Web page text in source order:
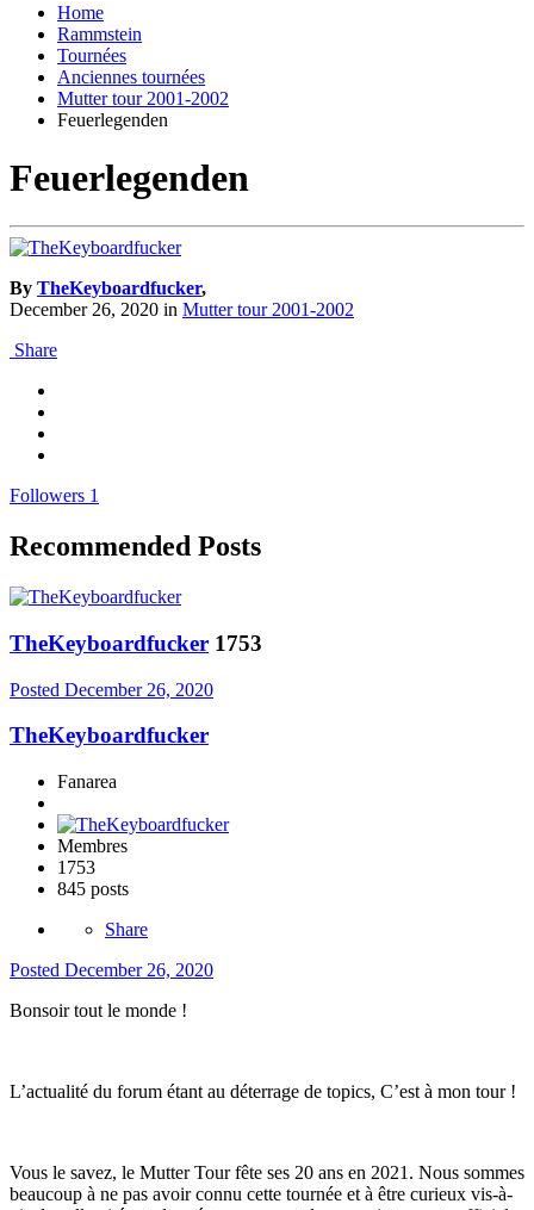
Home
Rammstein
Tournées
Anciennes tournées
Mutter tour 2001-2002
Feuerlegenden
Feuerlegenden
By TheKeyboardfucker,
December 26, 2020 in Mutter tour 2001-2002
Share
Followers 1
Recommended Posts
TheKeyboardfucker 1753
Posted December 26, 2020
TheKeyboardfucker
Fanarea
Membres
1753
845 posts
Share
Posted December 26, 2020
Bonsoir tout le monde !
L’actualité du forum étant au déterrage de topics, C’est à mon tour !
Vous le savez, le Mutter Tour fête ses 20 ans en 2021. Nous sommes
beaucoup à ne pas avoir connu cette tournée et à être curieux vis-à-